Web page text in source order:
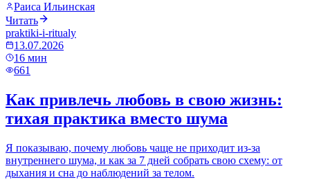
Раиса Ильинская
Читать
praktiki-i-ritualy
13.07.2026
16 мин
661
Как привлечь любовь в свою жизнь:
тихая практика вместо шума
Я показываю, почему любовь чаще не приходит из-за
внутреннего шума, и как за 7 дней собрать свою схему: от
дыхания и сна до наблюдений за телом.